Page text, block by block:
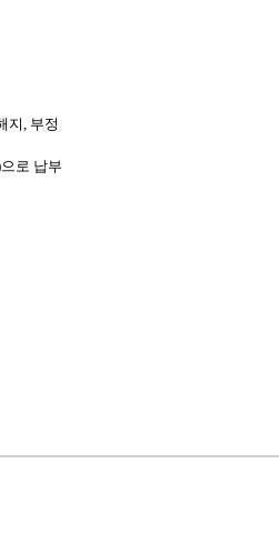
지, 부정
로 납부